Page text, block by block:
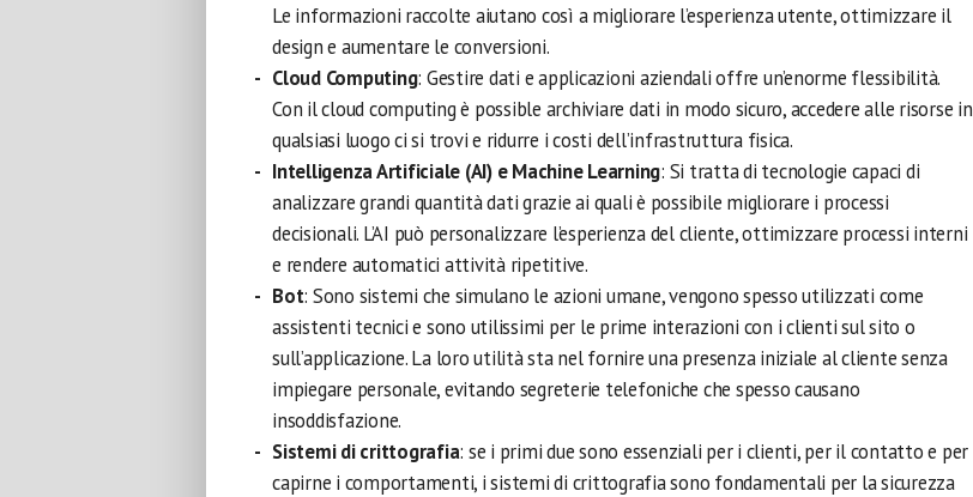
Le informazioni raccolte aiutano così a migliorare l’esperienza utente, ottimizzare il
design e aumentare le conversioni.
Cloud Computing: Gestire dati e applicazioni aziendali offre un’enorme flessibilità.
Con il cloud computing è possible archiviare dati in modo sicuro, accedere alle risorse in
qualsiasi luogo ci si trovi e ridurre i costi dell’infrastruttura fisica.
Intelligenza Artificiale (AI) e Machine Learning: Si tratta di tecnologie capaci di
analizzare grandi quantità dati grazie ai quali è possibile migliorare i processi
decisionali. L’AI può personalizzare l’esperienza del cliente, ottimizzare processi interni
e rendere automatici attività ripetitive.
Bot: Sono sistemi che simulano le azioni umane, vengono spesso utilizzati come
assistenti tecnici e sono utilissimi per le prime interazioni con i clienti sul sito o
sull’applicazione. La loro utilità sta nel fornire una presenza iniziale al cliente senza
impiegare personale, evitando segreterie telefoniche che spesso causano
insoddisfazione.
Sistemi di crittografia: se i primi due sono essenziali per i clienti, per il contatto e per
capirne i comportamenti, i sistemi di crittografia sono fondamentali per la sicurezza